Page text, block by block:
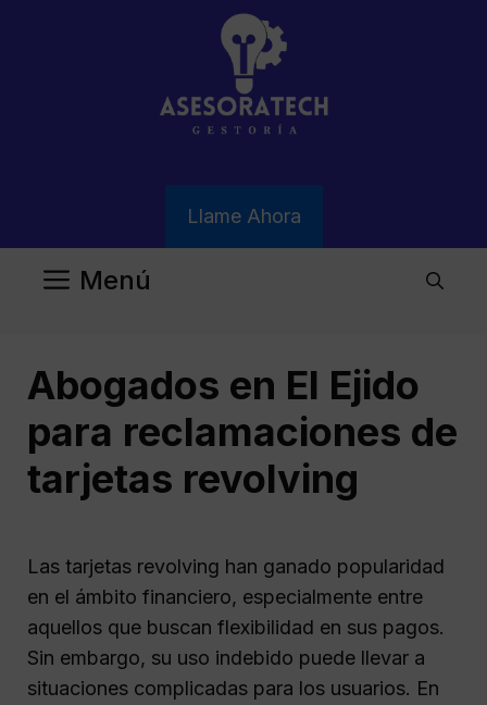
Llame Ahora
Menú
Abogados en El Ejido
para reclamaciones de
tarjetas revolving
Las tarjetas revolving han ganado popularidad
en el ámbito financiero, especialmente entre
aquellos que buscan flexibilidad en sus pagos.
Sin embargo, su uso indebido puede llevar a
situaciones complicadas para los usuarios. En